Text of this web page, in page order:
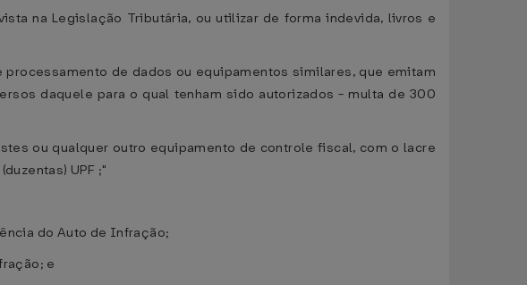
na Legislação Tributária, ou utilizar de forma indevida, livros e
de dados ou equipamentos similares, que emitam
daquele para o qual tenham sido autorizados - multa de 300
ou qualquer outro equipamento de controle fiscal, com o lacre
UPF ;"
do Auto de Infração;
e